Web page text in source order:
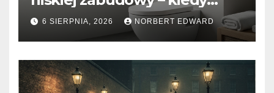
warto go wybrać i jak
zamontować przycisk od
góry?
6 SIERPNIA, 2026 NORBERT EDWARD